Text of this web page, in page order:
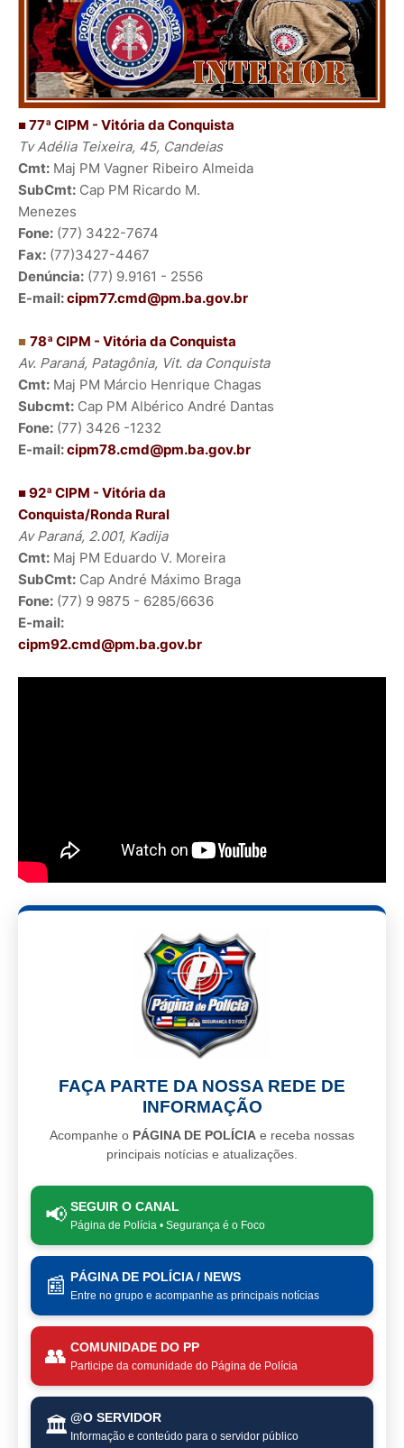
■ 77ª CIPM - Vitória da Conquista
Tv Adélia Teixeira, 45, Candeias
Cmt: Maj PM Vagner Ribeiro Almeida
SubCmt: Cap PM Ricardo M.
Menezes
Fone: (77) 3422-7674
Fax: (77)3427-4467
Denúncia: (77) 9.9161 - 2556
E-mail:cipm77.cmd@pm.ba.gov.br
■ 78ª CIPM - Vitória da Conquista
Av. Paraná, Patagônia, Vit. da Conquista
Cmt: Maj PM Márcio Henrique Chagas
Subcmt: Cap PM Albérico André Dantas
Fone: (77) 3426 -1232
E-mail:cipm78.cmd@pm.ba.gov.br
■ 92ª CIPM - Vitória da
Conquista/Ronda Rural
Av Paraná, 2.001, Kadija
Cmt: Maj PM Eduardo V. Moreira
SubCmt: Cap André Máximo Braga
Fone: (77) 9 9875 - 6285/6636
E-mail:
cipm92.cmd@pm.ba.gov.br
FAÇA PARTE DA NOSSA REDE DE
INFORMAÇÃO
Acompanhe o PÁGINA DE POLÍCIA e receba nossas
principais notícias e atualizações.
📢 SEGUIR O CANAL
Página de Polícia • Segurança é o Foco
📰 PÁGINA DE POLÍCIA / NEWS
Entre no grupo e acompanhe as principais notícias
👥 COMUNIDADE DO PP
Participe da comunidade do Página de Polícia
🏛️ @O SERVIDOR
Informação e conteúdo para o servidor público